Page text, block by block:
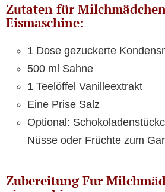
Zutaten für
Eismaschine:
1 Dose gezuckerte
500 ml Sahne
1 Teelöffel Vanilleextrakt
Eine Prise Salz
Optional:
Nüsse oder Früchte zum
Zubereitung Fur